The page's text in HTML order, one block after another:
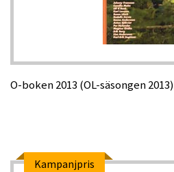
O-boken 2013 (OL-säsongen 2013)
Kampanjpris